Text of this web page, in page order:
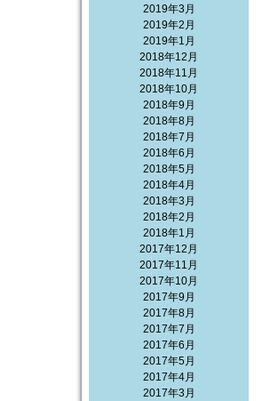
2019年3月
2019年2月
2019年1月
2018年12月
2018年11月
2018年10月
2018年9月
2018年8月
2018年7月
2018年6月
2018年5月
2018年4月
2018年3月
2018年2月
2018年1月
2017年12月
2017年11月
2017年10月
2017年9月
2017年8月
2017年7月
2017年6月
2017年5月
2017年4月
2017年3月